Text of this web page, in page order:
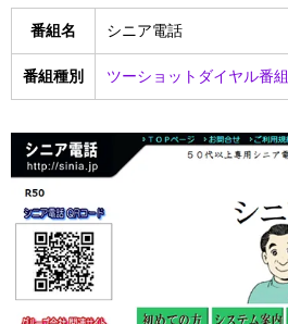
番組名 シニア電話
番組種別 ツーショットダイヤル番組